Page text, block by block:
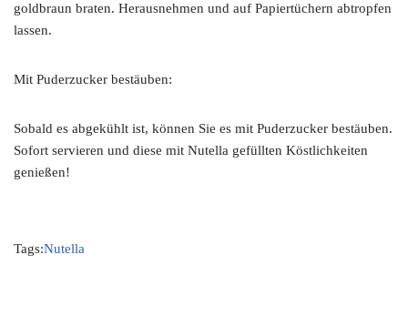
goldbraun braten. Herausnehmen und auf Papiertüchern abtropfen
lassen.
Mit Puderzucker bestäuben:
Sobald es abgekühlt ist, können Sie es mit Puderzucker bestäuben.
Sofort servieren und diese mit Nutella gefüllten Köstlichkeiten
genießen!
Tags:Nutella